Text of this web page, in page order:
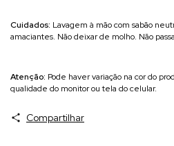
Cuidados: Lavagem à mão com sabão
amaciantes. Não deixar de molho. Não
Atenção: Pode haver variação na cor do
qualidade do monitor ou tela do celular.
Compartilhar